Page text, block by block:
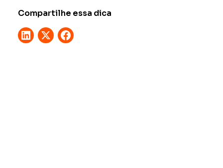
Compartilhe essa dica